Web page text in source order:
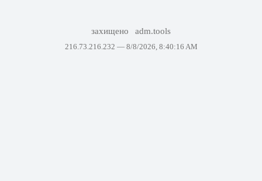
захищено adm.tools
216.73.216.232 — 8/8/2026, 8:40:16 AM